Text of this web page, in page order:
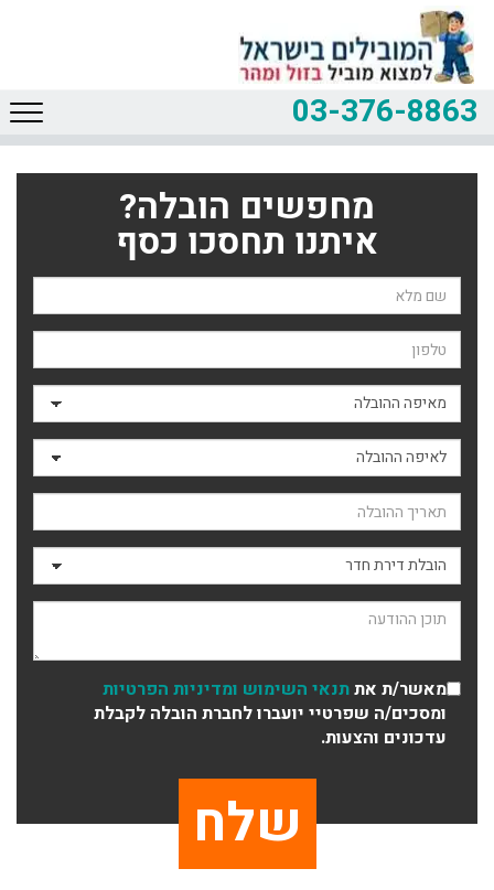
03-376-8863
מחפשים הובלה?
איתנו תחסכו כסף
שם השולח
טלפון
מאיפה ההובלה
לאיפה ההובלה
תאריך ההובלה
סוג ההובלה
תוכן ההודעה
מאשר/ת אתתנאי השימוש ומדיניות הפרטיות
ומסכים/ה שפרטיי יועברו לחברת הובלה לקבלת
עדכונים והצעות.